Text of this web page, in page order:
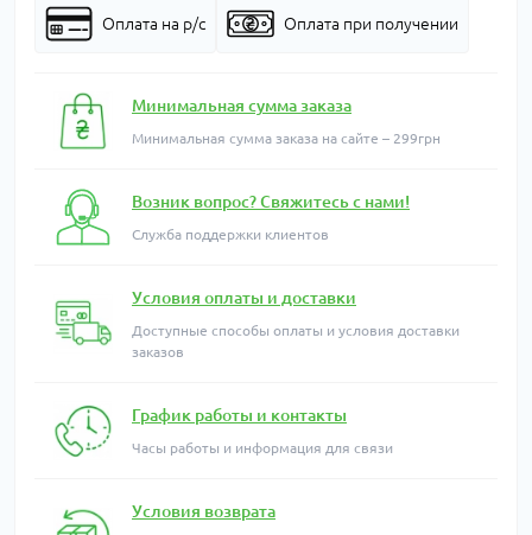
Оплата на р/с Оплата при получении
Минимальная сумма заказа
Минимальная сумма заказа на сайте – 299грн
Возник вопрос? Свяжитесь с нами!
Служба поддержки клиентов
Условия оплаты и доставки
Доступные способы оплаты и условия доставки
заказов
График работы и контакты
Часы работы и информация для связи
Условия возврата